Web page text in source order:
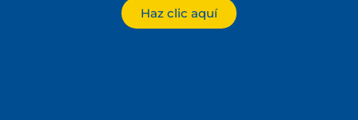
Haz clic aquí